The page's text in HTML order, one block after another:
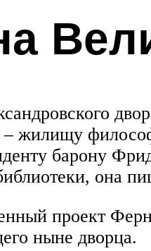
жилищу
барону
она
проект
ныне дворца.